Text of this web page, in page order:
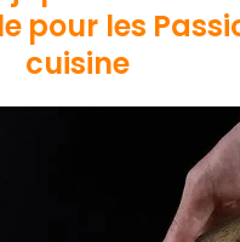
pour les
cuisine